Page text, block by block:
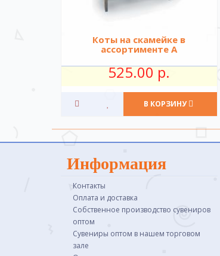
Коты на скамейке в
ассортименте А
525.00 р.
В КОРЗИНУ
Информация
Контакты
Оплата и доставка
Собственное производство сувениров
оптом
Сувениры оптом в нашем торговом
зале